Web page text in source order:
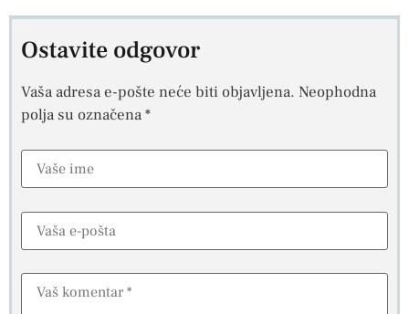
Ostavite odgovor
Vaša adresa e-pošte neće biti objavljena. Neophodna
polja su označena*